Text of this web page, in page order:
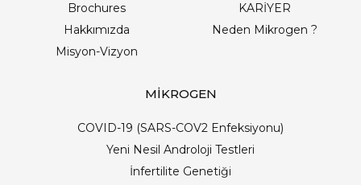
Brochures
KARİYER
Hakkımızda
Neden Mikrogen ?
Misyon-Vizyon
MİKROGEN
COVID-19 (SARS-COV2 Enfeksiyonu)
Yeni Nesil Androloji Testleri
İnfertilite Genetiği